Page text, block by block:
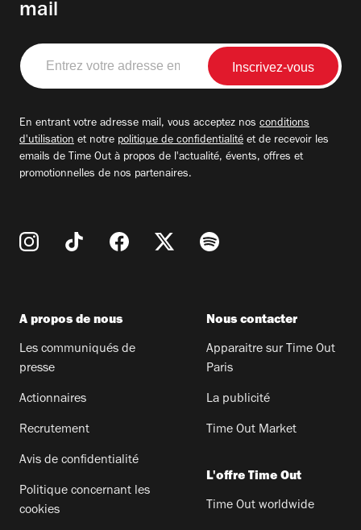
mail
Entrez
votre
adresse
En entrant votre adresse mail, vous acceptez nos conditions
d'utilisation et notre politique de confidentialité et de recevoir les
emails de Time Out à propos de l'actualité, évents, offres et
promotionnelles de nos partenaires.
A propos de nous
Les communiqués de
presse
Actionnaires
Recrutement
Avis de confidentialité
Politique concernant les
cookies
Nous contacter
Apparaitre sur Time Out
Paris
La publicité
Time Out Market
L'offre Time Out
Time Out worldwide